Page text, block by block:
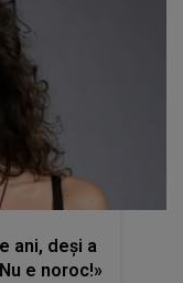
ani, deși a
e noroc!»